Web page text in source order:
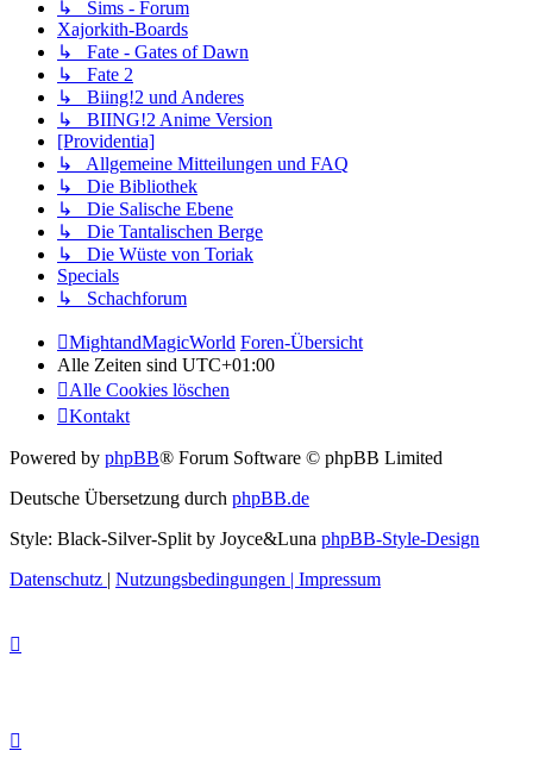
↳ Sims - Forum
Xajorkith-Boards
↳ Fate - Gates of Dawn
↳ Fate 2
↳ Biing!2 und Anderes
↳ BIING!2 Anime Version
[Providentia]
↳ Allgemeine Mitteilungen und FAQ
↳ Die Bibliothek
↳ Die Salische Ebene
↳ Die Tantalischen Berge
↳ Die Wüste von Toriak
Specials
↳ Schachforum
MightandMagicWorld Foren-Übersicht
Alle Zeiten sind UTC+01:00
Alle Cookies löschen
Kontakt
Powered by phpBB® Forum Software © phpBB Limited
Deutsche Übersetzung durch phpBB.de
Style: Black-Silver-Split by Joyce&Luna phpBB-Style-Design
Datenschutz | Nutzungsbedingungen | Impressum